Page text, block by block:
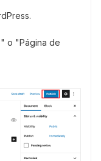
o "Página de